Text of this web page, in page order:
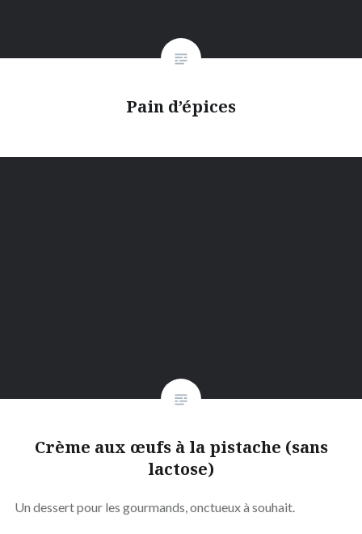
Pain d’épices
Crème aux œufs à la pistache (sans
lactose)
Un dessert pour les gourmands, onctueux à souhait.